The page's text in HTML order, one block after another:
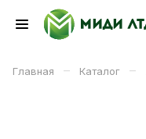
Главная – Каталог –